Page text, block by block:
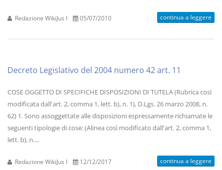
Redazione WikiJus I 05/07/2010 continua a leggere
Decreto Legislativo del 2004 numero 42 art. 11
COSE OGGETTO DI SPECIFICHE DISPOSIZIONI DI TUTELA (Rubrica così
modificata dall'art. 2, comma 1, lett. b), n. 1), D.Lgs. 26 marzo 2008, n.
62) 1. Sono assoggettate alle disposizioni espressamente richiamate le
seguenti tipologie di cose: (Alinea così modificato dall'art. 2, comma 1,
lett. b), n....
Redazione WikiJus I 12/12/2017 continua a leggere